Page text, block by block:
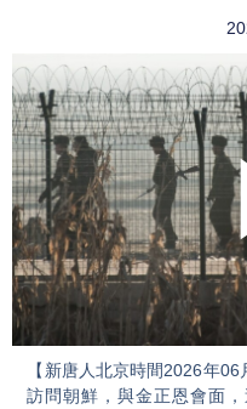
【新唐人北京時間2026年
訪問朝鮮，與金正恩會面